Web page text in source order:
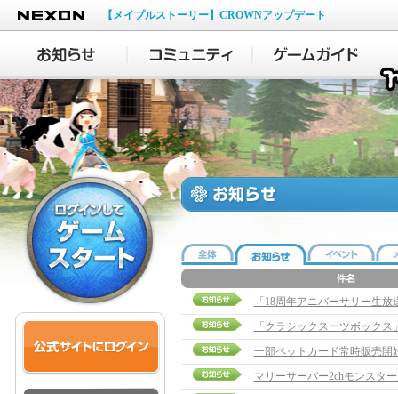
NEXON
【メイプルストーリー】CROWNアップデート
「18周年アニバーサリー生
「クラシックスーツボック
一部ペットカード常時販売開
マリーサーバー2chモンスタ